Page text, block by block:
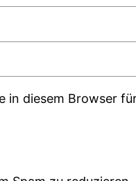
in diesem Browser